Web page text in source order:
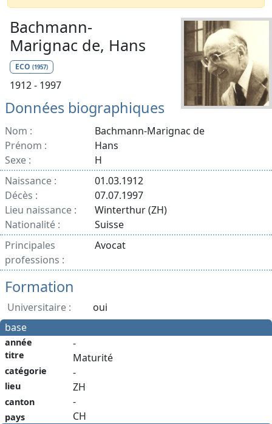
Bachmann-
Marignac de, Hans
ECO (1957)
1912 - 1997
Données biographiques
Nom :
Bachmann-Marignac de
Prénom :
Hans
Sexe :
H
Naissance :
01.03.1912
Décès :
07.07.1997
Lieu naissance :
Winterthur (ZH)
Nationalité :
Suisse
Principales
professions :
Avocat
Formation
Universitaire :
oui
base
année
titre
catégorie
lieu
canton
pays
-
Maturité
-
ZH
-
CH